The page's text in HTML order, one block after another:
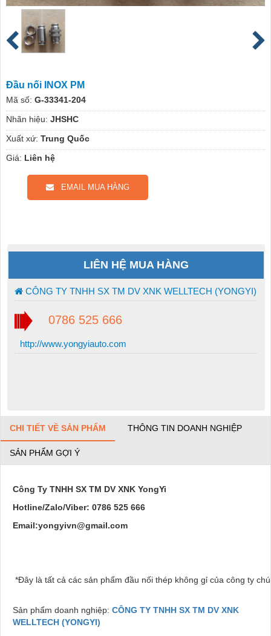
Đầu nối INOX PM
Mã số: G-33341-204
Nhãn hiệu: JHSHC
Xuất xứ: Trung Quốc
Giá: Liên hệ
EMAIL MUA HÀNG
LIÊN HỆ MUA HÀNG
CÔNG TY TNHH SX TM DV XNK WELLTECH (YONGYI)
0786 525 666
http://www.yongyiauto.com
CHI TIẾT VỀ SẢN PHẨM THÔNG TIN DOANH NGHIỆP
SẢN PHẨM GỢI Ý
Công Ty TNHH SX TM DV XNK YongYi
Hotline/Zalo/Viber: 0786 525 666
Email:yongyivn@gmail.com
*Đây là tất cả các sản phẩm đầu nối thép không gỉ của công ty
Sản phẩm doanh nghiệp: CÔNG TY TNHH SX TM DV XNK
WELLTECH (YONGYI)